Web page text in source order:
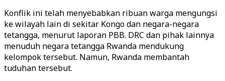
Konflik ini telah menyebabkan ribuan warga mengungsi
ke wilayah lain di sekitar Kongo dan negara-negara
tetangga, menurut laporan PBB. DRC dan pihak lainnya
menuduh negara tetangga Rwanda mendukung
kelompok tersebut. Namun, Rwanda membantah
tuduhan tersebut.